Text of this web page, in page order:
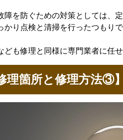
障を防ぐための対策としては、
かり点検と清掃を行ったつもり
ども修理と同様に専門業者に任
理箇所と修理方法③